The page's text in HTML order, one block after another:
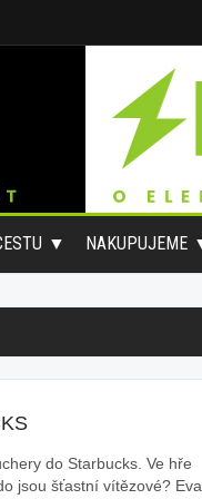
NAKUPUJEME
do Starbucks. Ve hře
jsou šťastní vítězové? Eva